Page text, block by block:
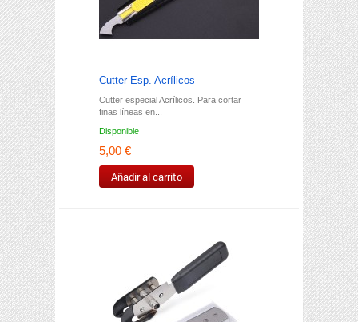
Cutter Esp. Acrílicos
Cutter especial Acrílicos. Para cortar
finas líneas en...
Disponible
5,00 €
Añadir al carrito